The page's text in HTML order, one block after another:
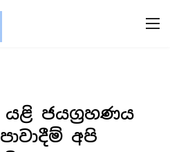
ජයග්‍රහණය
අපි